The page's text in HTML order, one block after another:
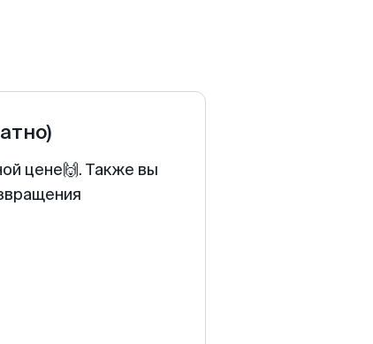
цене🙌. Также вы